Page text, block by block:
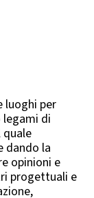
luoghi per
di
dando la
opinioni e
progettuali e